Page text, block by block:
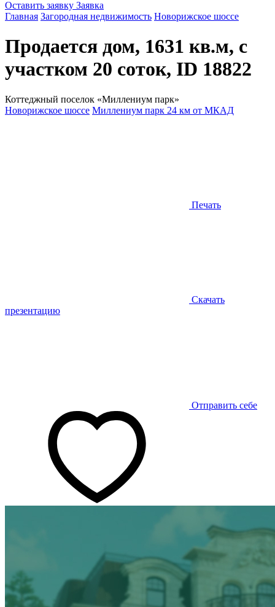
Оставить заявку Заявка
Главная Загородная недвижимость Новорижское шоссе
Продается дом, 1631 кв.м, с
участком 20 соток, ID 18822
Коттеджный поселок «Миллениум парк»
Новорижское шоссе Миллениум парк 24 км от МКАД
Печать
Скачать
презентацию
Отправить себе